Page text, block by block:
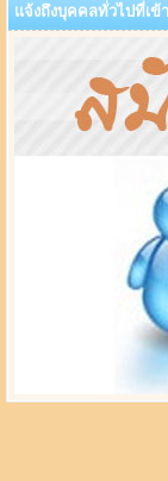
แจ้งถึงบุคคลทั่วไปที่เข้